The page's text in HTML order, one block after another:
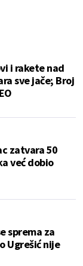
i rakete nad
sve jače; Broj
zatvara 50
već dobio
sprema za
Ugrešić nije